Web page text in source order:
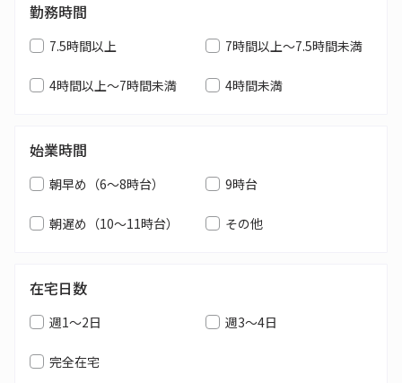
勤務時間
7.5時間以上 7時間以上～7.5時間未満
4時間以上～7時間未満 4時間未満
始業時間
朝早め（6～8時台） 9時台
朝遅め（10～11時台） その他
在宅日数
週1～2日 週3～4日
完全在宅